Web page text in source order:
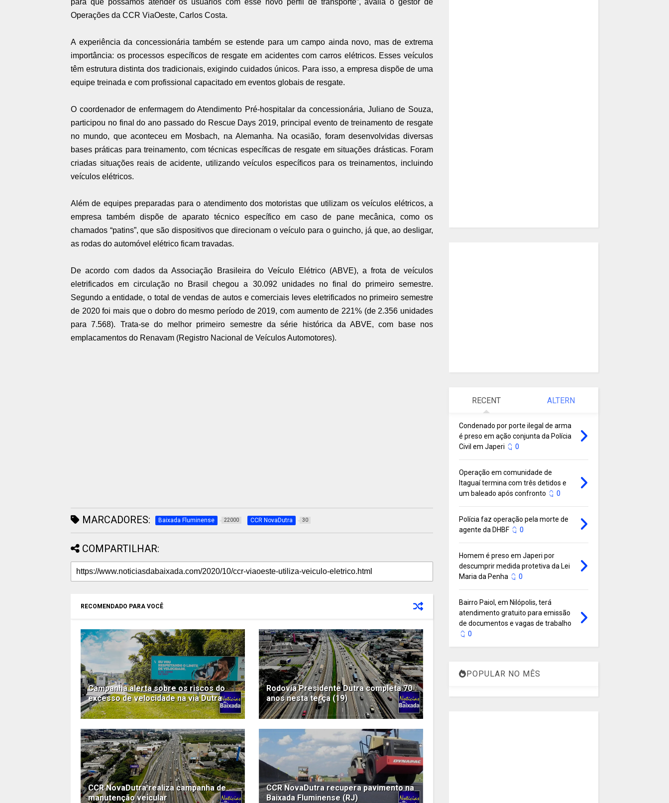
Operações da CCR ViaOeste, Carlos Costa.
A experiência da concessionária também se estende para um campo ainda novo, mas de extrema
importância: os processos específicos de resgate em acidentes com carros elétricos. Esses veículos
têm estrutura distinta dos tradicionais, exigindo cuidados únicos. Para isso, a empresa dispõe de uma
equipe treinada e com profissional capacitado em eventos globais de resgate.
O coordenador de enfermagem do Atendimento Pré-hospitalar da concessionária, Juliano de Souza,
participou no final do ano passado do Rescue Days 2019, principal evento de treinamento de resgate
no mundo, que aconteceu em Mosbach, na Alemanha. Na ocasião, foram desenvolvidas diversas
bases práticas para treinamento, com técnicas específicas de resgate em situações drásticas. Foram
criadas situações reais de acidente, utilizando veículos específicos para os treinamentos, incluindo
veículos elétricos.
Além de equipes preparadas para o atendimento dos motoristas que utilizam os veículos elétricos, a
empresa também dispõe de aparato técnico específico em caso de pane mecânica, como os
chamados “patins”, que são dispositivos que direcionam o veículo para o guincho, já que, ao desligar,
as rodas do automóvel elétrico ficam travadas.
De acordo com dados da Associação Brasileira do Veículo Elétrico (ABVE), a frota de veículos
eletrificados em circulação no Brasil chegou a 30.092 unidades no final do primeiro semestre.
Segundo a entidade, o total de vendas de autos e comerciais leves eletrificados no primeiro semestre
de 2020 foi mais que o dobro do mesmo período de 2019, com aumento de 221% (de 2.356 unidades
para 7.568). Trata-se do melhor primeiro semestre da série histórica da ABVE, com base nos
emplacamentos do Renavam (Registro Nacional de Veículos Automotores).
MARCADORES: Baixada Fluminense 22000 CCR NovaDutra 30
COMPARTILHAR:
RECOMENDADO PARA VOCÊ
Campanha alerta sobre os riscos do
excesso de velocidade na via Dutra
Rodovia Presidente Dutra completa 70
anos nesta terça (19)
CCR NovaDutra realiza campanha de
manutenção veicular
CCR NovaDutra recupera pavimento na
Baixada Fluminense (RJ)
RECENT ALTERN
Condenado por porte ilegal de arma
é preso em ação conjunta da Polícia
Civil em Japeri
0
Operação em comunidade de
Itaguaí termina com três detidos e
um baleado após confronto
0
Polícia faz operação pela morte de
agente da DHBF
0
Homem é preso em Japeri por
descumprir medida protetiva da Lei
Maria da Penha
0
Bairro Paiol, em Nilópolis, terá
atendimento gratuito para emissão
de documentos e vagas de trabalho
0
POPULAR NO MÊS